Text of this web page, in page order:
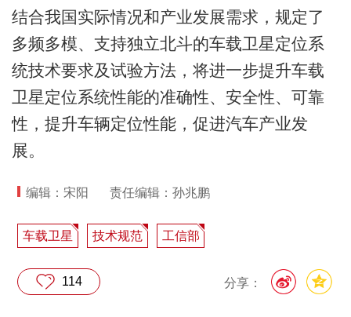
结合我国实际情况和产业发展需求，规定了
多频多模、支持独立北斗的车载卫星定位系
统技术要求及试验方法，将进一步提升车载
卫星定位系统性能的准确性、安全性、可靠
性，提升车辆定位性能，促进汽车产业发
展。
编辑：宋阳 责任编辑：孙兆鹏
车载卫星 技术规范 工信部
分享：
114